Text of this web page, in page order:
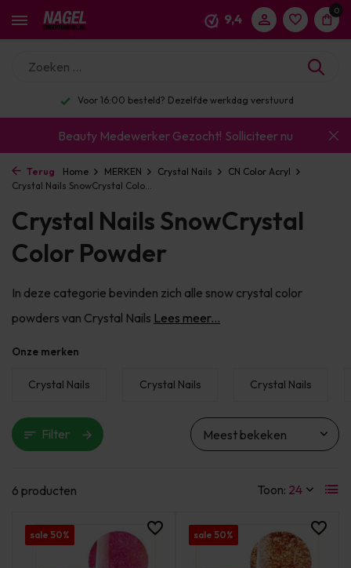
9,4
0
Enorm assortiment & alle bekende merken
Beauty Medewerker Gezocht! Solliciteer nu
Terug Home MERKEN Crystal Nails
CN Color Acryl
Crystal Nails SnowCrystal Colo...
Crystal Nails SnowCrystal
Color Powder
In deze categorie bevinden zich alle snow crystal color
powders van Crystal Nails Lees meer...
Onze merken
Crystal Nails Crystal Nails Crystal Nails
Filter
6 producten Toon:
sale 50% sale 50%